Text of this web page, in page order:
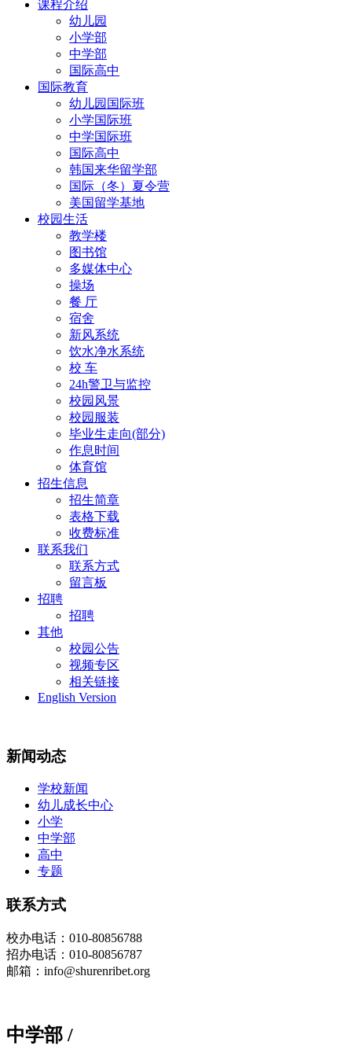
课程介绍
幼儿园
小学部
中学部
国际高中
国际教育
幼儿园国际班
小学国际班
中学国际班
国际高中
韩国来华留学部
国际（冬）夏令营
美国留学基地
校园生活
教学楼
图书馆
多媒体中心
操场
餐 厅
宿舍
新风系统
饮水净水系统
校 车
24h警卫与监控
校园风景
校园服装
毕业生走向(部分)
作息时间
体育馆
招生信息
招生简章
表格下载
收费标准
联系我们
联系方式
留言板
招聘
招聘
其他
校园公告
视频专区
相关链接
English Version
新闻动态
学校新闻
幼儿成长中心
小学
中学部
高中
专题
联系方式
校办电话 ：010-80856788
招办电话：010-80856787
邮箱：info@shurenribet.org
中学部 /